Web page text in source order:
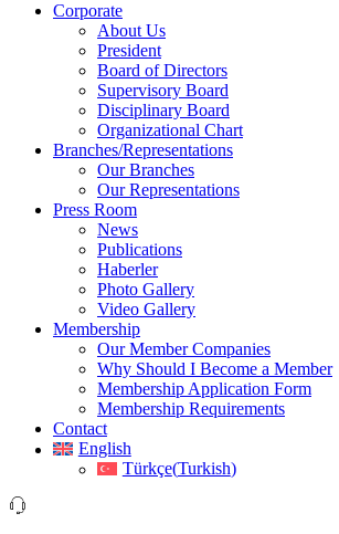
Corporate
About Us
President
Board of Directors
Supervisory Board
Disciplinary Board
Organizational Chart
Branches/Representations
Our Branches
Our Representations
Press Room
News
Publications
Haberler
Photo Gallery
Video Gallery
Membership
Our Member Companies
Why Should I Become a Member
Membership Application Form
Membership Requirements
Contact
English
Türkçe(Turkish)